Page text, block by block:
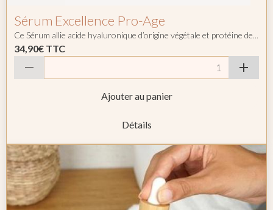
Sérum Excellence Pro-Age
Ce Sérum allie acide hyaluronique d’origine végétale et protéine de...
34,90€ TTC
Ajouter au panier
Détails